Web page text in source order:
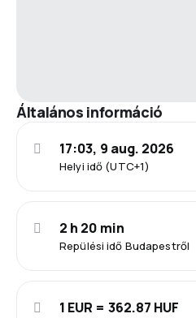
Általános információ
Helyi idő (UTC+1)
17:03, 9 aug. 2026
Repülési idő Budapestről
2 h 20 min
1 EUR = 362.87 HUF